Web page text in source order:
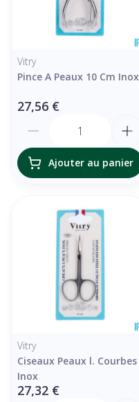
Vitry
Pince A Peaux 10 Cm Inox
27,56 €
Ajouter au panier
Vitry
Ciseaux Peaux l. Courbes
Inox
27,32 €